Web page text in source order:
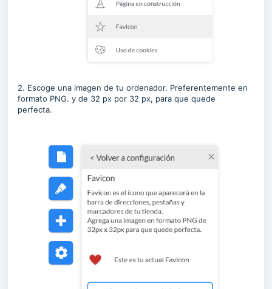
2. Escoge una imagen de tu ordenador. Preferentemente en
formato PNG. y de 32 px por 32 px, para que quede
perfecta.